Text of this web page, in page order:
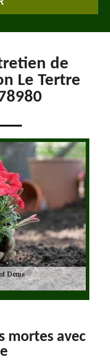
de
Le Tertre
mortes avec